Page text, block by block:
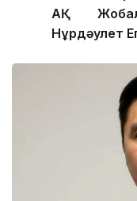
АҚ
Нұрдәулет